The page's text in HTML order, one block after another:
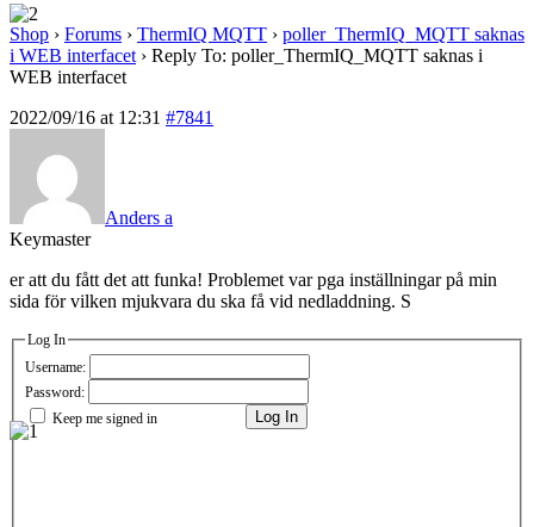
Shop › Forums › ThermIQ MQTT › poller_ThermIQ_MQTT saknas
i WEB interfacet › Reply To: poller_ThermIQ_MQTT saknas i
WEB interfacet
2022/09/16 at 12:31 #7841
Anders a
Keymaster
er att du fått det att funka! Problemet var pga inställningar på min
sida för vilken mjukvara du ska få vid nedladdning. S
Log In
Username:
Password:
Keep me signed in
Log In